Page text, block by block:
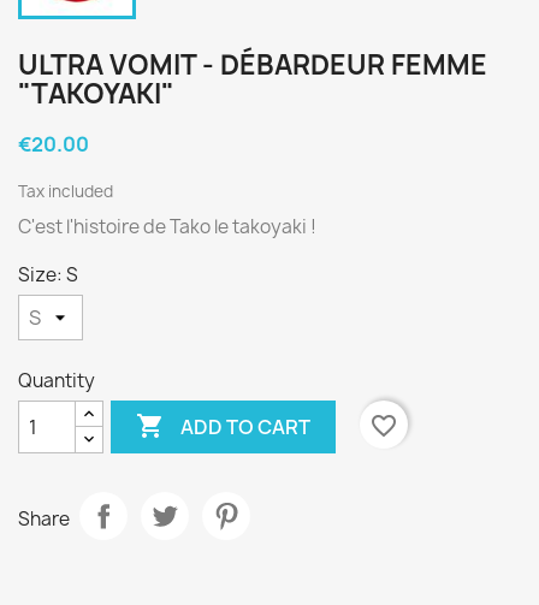
ULTRA VOMIT - DÉBARDEUR FEMME
"TAKOYAKI"
€20.00
Tax included
C'est l'histoire de Tako le takoyaki !
Size: S
Quantity
 ADD TO CART favorite_border
Share